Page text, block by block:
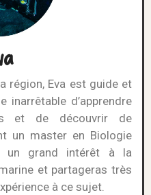
région, Eva est guide et
inarrêtable d’apprendre
et de découvrir de
un master en Biologie
un grand intérêt à la
et partageras très
à ce sujet.